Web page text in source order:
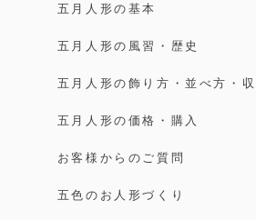
五月人形の基本
五月人形の風習・歴史
五月人形の飾り方・並べ方・収
五月人形の価格・購入
お客様からのご質問
五色のお人形づくり